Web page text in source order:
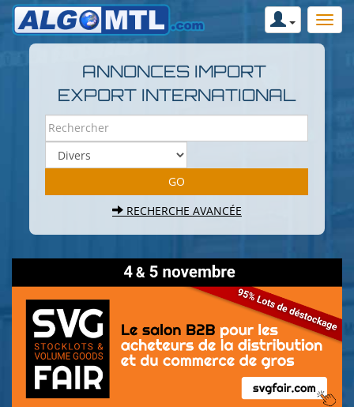
ANNONCES IMPORT
EXPORT INTERNATIONAL
RECHERCHE AVANCÉE